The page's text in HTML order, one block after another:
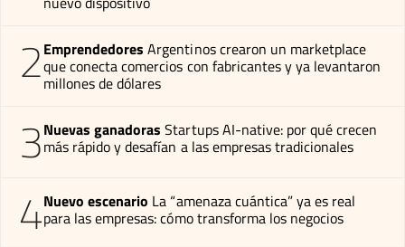
2Emprendedores Argentinos crearon un marketplace
que conecta comercios con fabricantes y ya levantaron
millones de dólares
3Nuevas ganadoras Startups AI-native: por qué crecen
más rápido y desafían a las empresas tradicionales
4Nuevo escenario La “amenaza cuántica” ya es real
para las empresas: cómo transforma los negocios